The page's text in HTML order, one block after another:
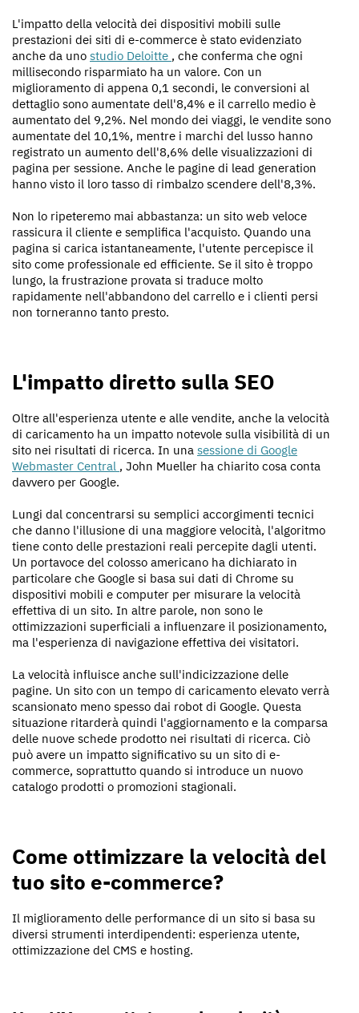
L'impatto della velocità dei dispositivi mobili sulle
prestazioni dei siti di e-commerce è stato evidenziato
anche da uno studio Deloitte , che conferma che ogni
millisecondo risparmiato ha un valore. Con un
miglioramento di appena 0,1 secondi, le conversioni al
dettaglio sono aumentate dell'8,4% e il carrello medio è
aumentato del 9,2%. Nel mondo dei viaggi, le vendite sono
aumentate del 10,1%, mentre i marchi del lusso hanno
registrato un aumento dell'8,6% delle visualizzazioni di
pagina per sessione. Anche le pagine di lead generation
hanno visto il loro tasso di rimbalzo scendere dell'8,3%.
Non lo ripeteremo mai abbastanza: un sito web veloce
rassicura il cliente e semplifica l'acquisto. Quando una
pagina si carica istantaneamente, l'utente percepisce il
sito come professionale ed efficiente. Se il sito è troppo
lungo, la frustrazione provata si traduce molto
rapidamente nell'abbandono del carrello e i clienti persi
non torneranno tanto presto.
L'impatto diretto sulla SEO
Oltre all'esperienza utente e alle vendite, anche la velocità
di caricamento ha un impatto notevole sulla visibilità di un
sito nei risultati di ricerca. In una sessione di Google
Webmaster Central , John Mueller ha chiarito cosa conta
davvero per Google.
Lungi dal concentrarsi su semplici accorgimenti tecnici
che danno l'illusione di una maggiore velocità, l'algoritmo
tiene conto delle prestazioni reali percepite dagli utenti.
Un portavoce del colosso americano ha dichiarato in
particolare che Google si basa sui dati di Chrome su
dispositivi mobili e computer per misurare la velocità
effettiva di un sito. In altre parole, non sono le
ottimizzazioni superficiali a influenzare il posizionamento,
ma l'esperienza di navigazione effettiva dei visitatori.
La velocità influisce anche sull'indicizzazione delle
pagine. Un sito con un tempo di caricamento elevato verrà
scansionato meno spesso dai robot di Google. Questa
situazione ritarderà quindi l'aggiornamento e la comparsa
delle nuove schede prodotto nei risultati di ricerca. Ciò
può avere un impatto significativo su un sito di e-
commerce, soprattutto quando si introduce un nuovo
catalogo prodotti o promozioni stagionali.
Come ottimizzare la velocità del
tuo sito e-commerce?
Il miglioramento delle performance di un sito si basa su
diversi strumenti interdipendenti: esperienza utente,
ottimizzazione del CMS e hosting.